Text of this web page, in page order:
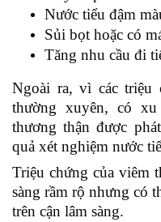
Nước tiểu đậm
Sủi bọt hoặc có
Tăng nhu cầu đi
Ngoài ra, vì các triệu
thường xuyên, có
thương thận được
quả xét nghiệm nước
Triệu chứng của viêm
sàng rầm rộ nhưng có
trên cận lâm sàng.